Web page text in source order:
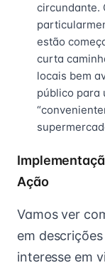
circundante.
estão
curta
locais bem
público para
Ação
Vamos ver
em
interesse em